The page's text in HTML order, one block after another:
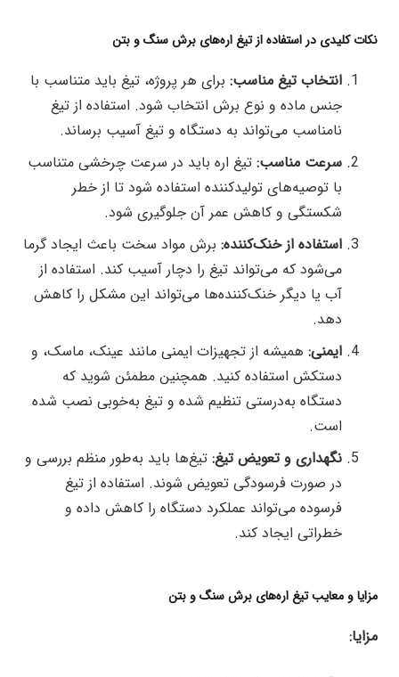
نکات کلیدی در استفاده از تیغ اره‌های برش سنگ و بتن
انتخاب تیغ مناسب: برای هر پروژه، تیغ باید متناسب با
جنس ماده و نوع برش انتخاب شود. استفاده از تیغ
نامناسب می‌تواند به دستگاه و تیغ آسیب برساند.
سرعت مناسب: تیغ اره باید در سرعت چرخشی متناسب
با توصیه‌های تولیدکننده استفاده شود تا از خطر
شکستگی و کاهش عمر آن جلوگیری شود.
استفاده از خنک‌کننده: برش مواد سخت باعث ایجاد گرما
می‌شود که می‌تواند تیغ را دچار آسیب کند. استفاده از
آب یا دیگر خنک‌کننده‌ها می‌تواند این مشکل را کاهش
دهد.
ایمنی: همیشه از تجهیزات ایمنی مانند عینک، ماسک، و
دستکش استفاده کنید. همچنین مطمئن شوید که
دستگاه به‌درستی تنظیم شده و تیغ به‌خوبی نصب شده
است.
نگهداری و تعویض تیغ: تیغ‌ها باید به‌طور منظم بررسی و
در صورت فرسودگی تعویض شوند. استفاده از تیغ
فرسوده می‌تواند عملکرد دستگاه را کاهش داده و
خطراتی ایجاد کند.
مزایا و معایب تیغ اره‌های برش سنگ و بتن
مزایا: